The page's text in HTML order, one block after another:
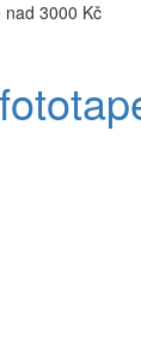
3000 Kč